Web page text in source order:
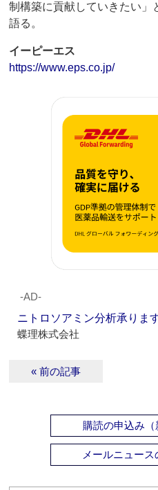
制構築に貢献していきたい」
語る。
イーピーエス
https://www.eps.co.jp/
‐AD‐
ニトロソアミン分析承りま
蝶理株式会社
« 前の記事
購読の申込み（
メールニュース